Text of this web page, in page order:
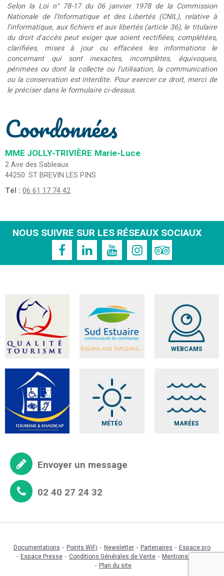
Selon la Loi n° 78-17 du 06 janvier 1978 de la Commission
Nationale de l'Informatique et des Libertés (CNIL), relative à
l'informatique, aux fichiers et aux libertés (article 36), le titulaire
du droit d'accès peut exiger que soient rectifiées, complétées,
clarifiées, mises à jour ou effacées les informations le
concernant qui sont inexactes, incomplètes, équivoques,
périmées ou dont la collecte ou l'utilisation, la communication
ou la conservation est interdite. Pour exercer ce droit, merci de
le préciser dans le formulaire ci-dessus.
Coordonnées
MME JOLLY-TRIVIÈRE Marie-Luce
2 Ave des Sableaux
44250 ST BREVIN LES PINS
Tél : 06 61 17 74 42
NOUS SUIVRE SUR LES RÉSEAUX SOCIAUX
WEBCAMS
MÉTÉO MARÉES
Envoyer un message
02 40 27 24 32
Documentations Points WiFi Newsletter Partenaires
Espace pro
Espace Presse
Conditions Générales de Vente
Mentions légales
Plan du site